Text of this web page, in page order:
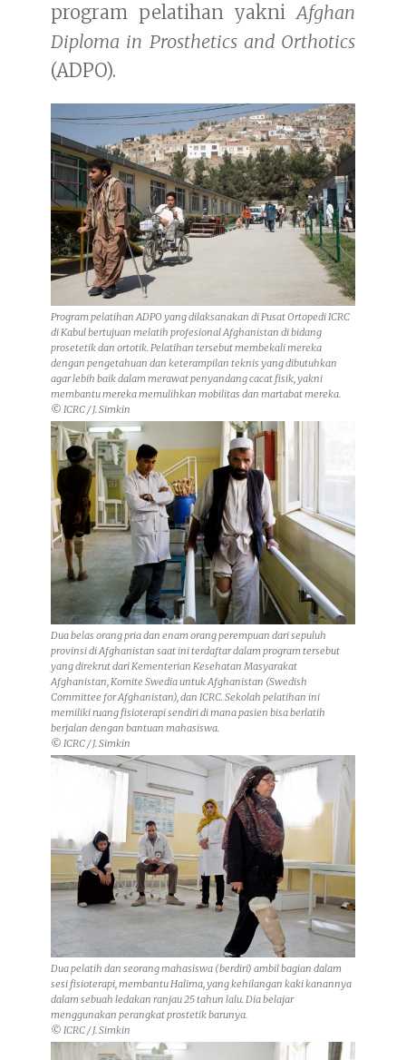
program pelatihan yakniAfghan
Diploma in Prosthetics and Orthotics
(ADPO).
Program pelatihan ADPO yang dilaksanakan di Pusat Ortopedi ICRC
di Kabul bertujuan melatih profesional Afghanistan di bidang
prosetetik dan ortotik. Pelatihan tersebut membekali mereka
dengan pengetahuan dan keterampilan teknis yang dibutuhkan
agar lebih baik dalam merawat penyandang cacat fisik, yakni
membantu mereka memulihkan mobilitas dan martabat mereka.
© ICRC / J. Simkin
Dua belas orang pria dan enam orang perempuan dari sepuluh
provinsi di Afghanistan saat ini terdaftar dalam program tersebut
yang direkrut dari Kementerian Kesehatan Masyarakat
Afghanistan, Komite Swedia untuk Afghanistan (Swedish
Committee for Afghanistan), dan ICRC. Sekolah pelatihan ini
memiliki ruang fisioterapi sendiri di mana pasien bisa berlatih
berjalan dengan bantuan mahasiswa.
© ICRC / J. Simkin
Dua pelatih dan seorang mahasiswa (berdiri) ambil bagian dalam
sesi fisioterapi, membantu Halima, yang kehilangan kaki kanannya
dalam sebuah ledakan ranjau 25 tahun lalu. Dia belajar
menggunakan perangkat prostetik barunya.
© ICRC / J. Simkin